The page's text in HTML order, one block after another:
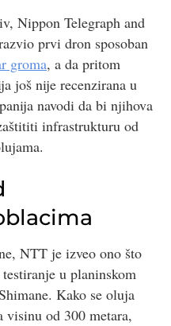
Nippon Telegraph and
prvi dron sposoban
groma, a da pritom
još nije recenzirana u
navodi da bi njihova
infrastrukturu od
NTT je izveo ono što
u planinskom
Kako se oluja
od 300 metara,